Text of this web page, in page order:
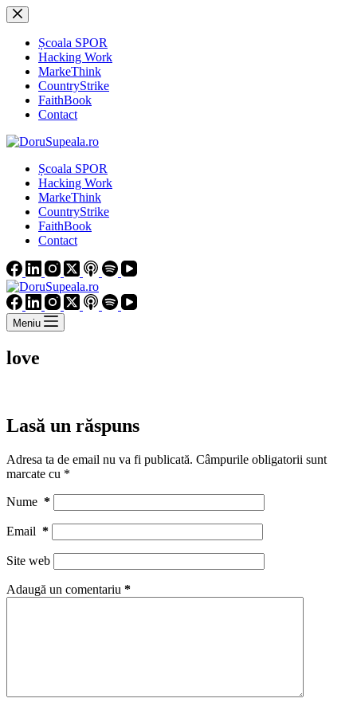
Sari
la
conținutȘcoala SPOR
Hacking Work
MarkeThink
CountryStrike
FaithBook
Contact
Școala SPOR
Hacking Work
MarkeThink
CountryStrike
FaithBook
Contact
Meniu
love
Lasă un răspuns
Adresa ta de email nu va fi publicată. Câmpurile obligatorii sunt
marcate cu *
Nume *
Email *
Site web
Adaugă un comentariu *